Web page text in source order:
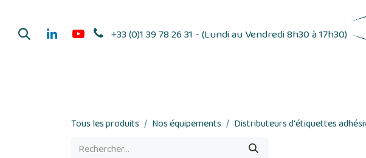
+33 (0)1 39 78 26 31 - (Lundi au Vendredi 8h30 à 17h30)
Tous les produits Nos équipements Distributeurs d'étiquettes